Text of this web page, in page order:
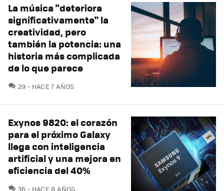
La música "deteriora
significativamente" la
creatividad, pero
también la potencia: una
historia más complicada
de lo que parece
29 COMENTARIOS
HACE 7 AÑOS
Exynos 9820: el corazón
para el próximo Galaxy
llega con inteligencia
artificial y una mejora en
eficiencia del 40%
36 COMENTARIOS
HACE 8 AÑOS